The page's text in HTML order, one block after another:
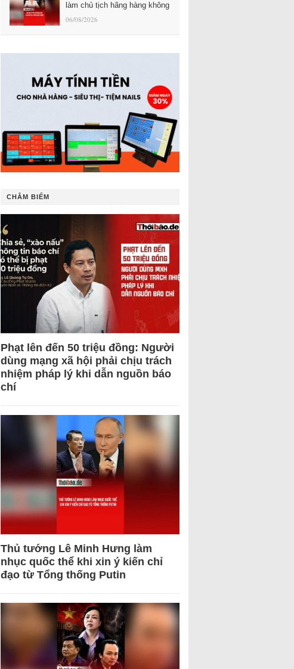
làm chủ tịch hãng hàng không
06/08/2026
CHÂM BIẾM
Phạt lên đến 50 triệu đồng: Người
dùng mạng xã hội phải chịu trách
nhiệm pháp lý khi dẫn nguồn báo
chí
Thủ tướng Lê Minh Hưng làm
nhục quốc thể khi xin ý kiến chỉ
đạo từ Tổng thống Putin